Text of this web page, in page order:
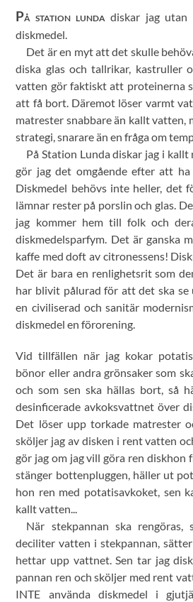
PÅ STATION LUNDA diskar jag utan
diskmedel.
Det är en myt att det skulle
diska glas och tallrikar, kastruller
vatten gör faktiskt att proteinerna
att få bort. Däremot löser varmt
matrester snabbare än kallt vatten,
strategi, snarare än en fråga om
På Station Lunda diskar jag i
gör jag det omgående efter att
Diskmedel behövs inte heller, det
lämnar rester på porslin och glas.
jag kommer hem till folk och
diskmedelsparfym. Det är ganska
kaffe med doft av citronessens!
Det är bara en renlighetsrit som
har blivit pålurad för att det ska
en civiliserad och sanitär
diskmedel en förorening.
Vid tillfällen när jag kokar
bönor eller andra grönsaker som
och som sen ska hällas bort, så
desinficerade avkoksvattnet över
Det löser upp torkade matrester
sköljer jag av disken i rent vatten
gör jag om jag vill göra ren diskhon
stänger bottenpluggen, häller ut
hon ren med potatisavkoket, sen
kallt vatten...
När stekpannan ska
deciliter vatten i stekpannan,
hettar upp vattnet. Sen tar jag
pannan ren och sköljer med rent
INTE använda diskmedel i